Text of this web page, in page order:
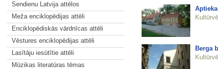
Sendienu Latvija attēlos
Meža enciklopēdijas attēli
Enciklopēdiskās vārdnīcas attēli
Vēstures enciklopēdijas attēli
Lasītāju iesūtītie attēli
Mūzikas literatūras tēmas
Berga